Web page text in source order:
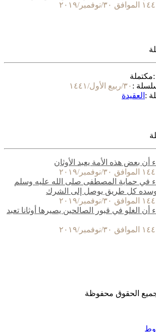
مكتملة
: ٣٠/ربيع الأول/١٤٤١
: العقيدة
جاء في حماية المصطفى صلى الله عليه وسلم
وسده كل طريق يوصل إلى الشرك
أن الغلو في قبور الصالحين يصيرها أوثانا تعبد
الحقوق محفوظة